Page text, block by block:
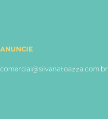
ANUNCIE
comercial@silvanatoazza.com.br